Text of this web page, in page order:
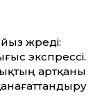
жүреді:
экспрессі.
артқаны